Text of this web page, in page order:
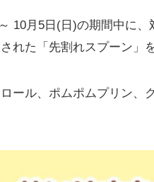
10月5日(日)の期間中に
れた「先割れスプーン」
ール、ポムポムプリン、